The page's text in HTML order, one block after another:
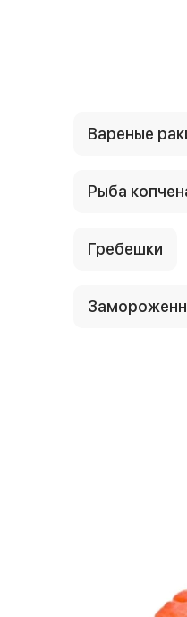
Вареные
Рыба
Гребешки